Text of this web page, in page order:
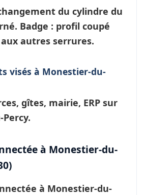
du cylindre du
Badge : profil coupé
autres serrures.
visés à Monestier-du-
gîtes, mairie, ERP sur
à Monestier-du-
à Monestier-du-